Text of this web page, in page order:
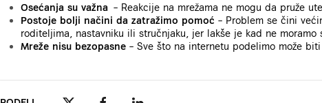
Osećanja su važna – Reakcije na mrežama ne mogu da pruže
Postoje bolji načini da zatražimo pomoć – Problem se čini
roditeljima, nastavniku ili stručnjaku, jer lakše je kad ne moramo
Mreže nisu bezopasne – Sve što na internetu podelimo može